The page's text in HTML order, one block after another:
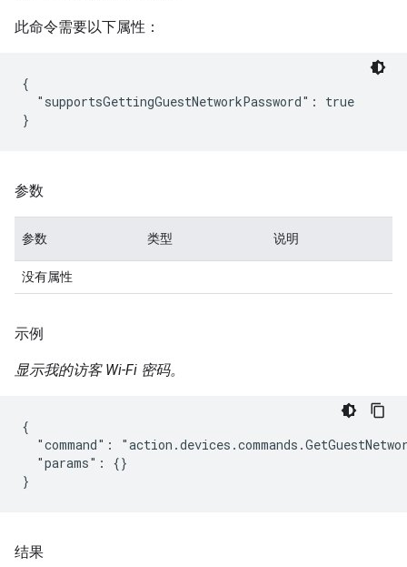
此命令需要以下属性：
{
  "supportsGettingGuestNetworkPassword": true
参数
参数 类型 说明
没有属性
示例
显示我的访客 Wi-Fi 密码。
{
"command":
  "params": {}
}
结果